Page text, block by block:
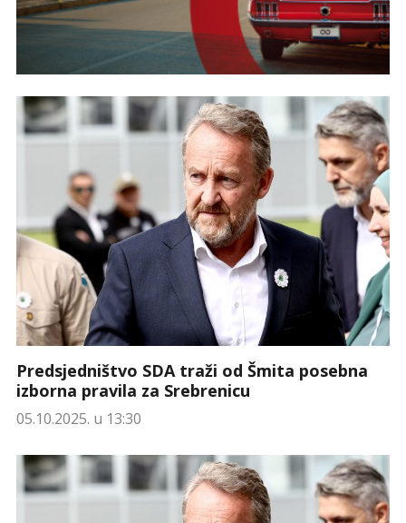
Predsjedništvo SDA traži od Šmita posebna
izborna pravila za Srebrenicu
05.10.2025. u 13:30